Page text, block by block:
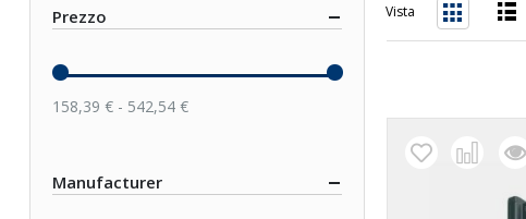
Vista
Prezzo
158,39 € - 542,54 €
Manufacturer